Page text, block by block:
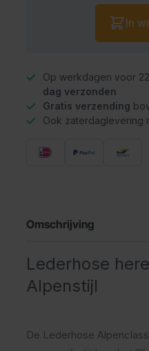
Aantal
In
Op werkdagen voor
dag verzonden
Gratis verzending
Ook zaterdaglevering
Omschrijving
Lederhose
Alpenstijl
De Lederhose